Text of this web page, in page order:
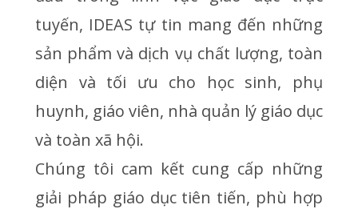
tuyến, IDEAS tự tin mang đến những
sản phẩm và dịch vụ chất lượng, toàn
diện và tối ưu cho học sinh, phụ
huynh, giáo viên, nhà quản lý giáo dục
và toàn xã hội.
Chúng tôi cam kết cung cấp những
giải pháp giáo dục tiên tiến, phù hợp